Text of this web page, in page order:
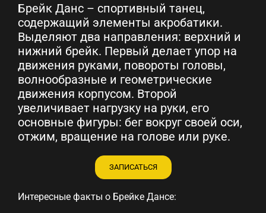
Брейк Данс – спортивный танец,
содержащий элементы акробатики.
Выделяют два направления: верхний и
нижний брейк. Первый делает упор на
движения руками, повороты головы,
волнообразные и геометрические
движения корпусом. Второй
увеличивает нагрузку на руки, его
основные фигуры: бег вокруг своей оси,
отжим, вращение на голове или руке.
ЗАПИСАТЬСЯ
Интересные факты о Брейке Дансе: